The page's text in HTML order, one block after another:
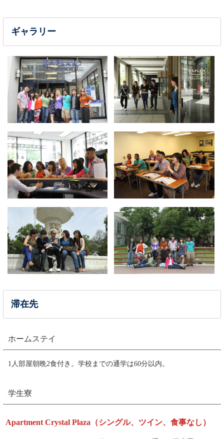
ギャラリー
滞在先
ホームステイ
1人部屋朝晩2食付き。学校までの通学は60分以内。
学生寮
Apartment Crystal Plaza（シングル、ツイン、食事なし）